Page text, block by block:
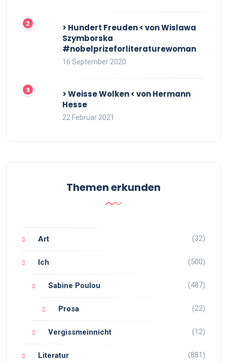
> Hundert Freuden < von Wislawa
Szymborska
#nobelprizeforliteraturewoman
16 September 2020
> Weisse Wolken < von Hermann
Hesse
22 Februar 2021
Themen erkunden
Art (32)
Ich (500)
Sabine Poulou (487)
Prosa (22)
Vergissmeinnicht (12)
Literatur (881)